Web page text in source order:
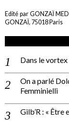
Edité par GONZAÏ
GONZAÏ, 75018 Paris
Dans le vortex
On a parlé
Femminielli
Gilb’R : « Être